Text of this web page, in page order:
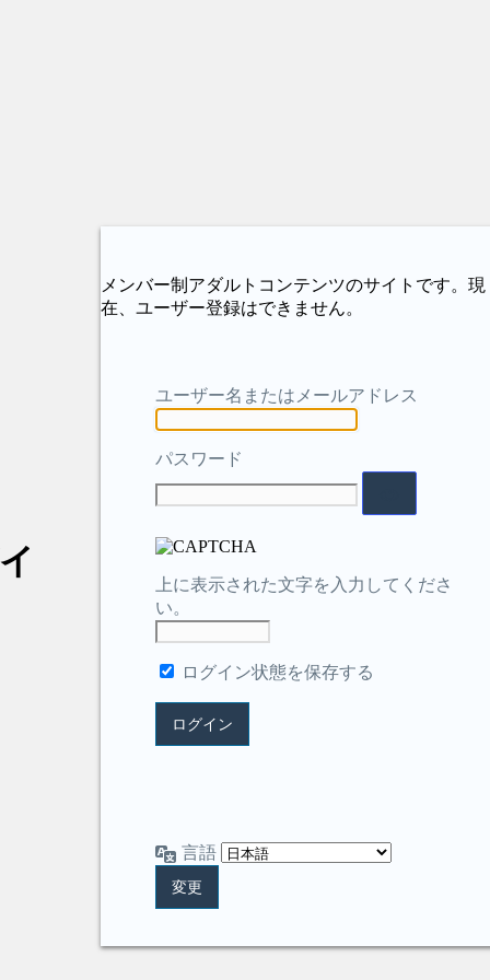
メンバー制アダルトコンテンツのサイトです。現
在、ユーザー登録はできません。
ユーザー名またはメールアドレス
パスワード
上に表示された文字を入力してくださ
い。
ログイン状態を保存する
言語